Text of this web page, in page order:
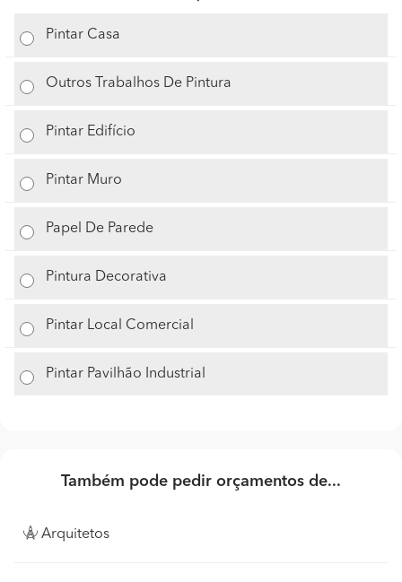
Pintar Casa
Outros Trabalhos De Pintura
Pintar Edifício
Pintar Muro
Papel De Parede
Pintura Decorativa
Pintar Local Comercial
Pintar Pavilhão Industrial
Também pode pedir orçamentos de...
Arquitetos